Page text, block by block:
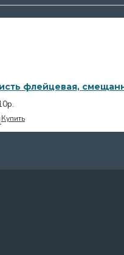
для горячей и
флейцевая,
Купить